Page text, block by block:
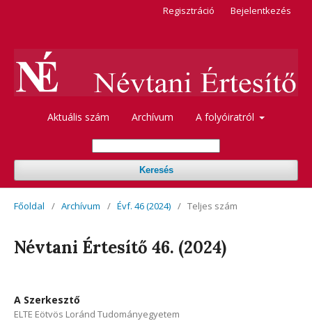
Aktuális szám Archívum A folyóiratról
Keresés
Regisztráció Bejelentkezés
Főoldal / Archívum / Évf. 46 (2024) / Teljes szám
Névtani Értesítő 46. (2024)
A Szerkesztő
ELTE Eötvös Loránd Tudományegyetem